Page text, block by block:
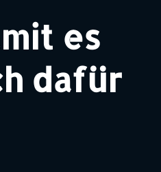
es
dafür